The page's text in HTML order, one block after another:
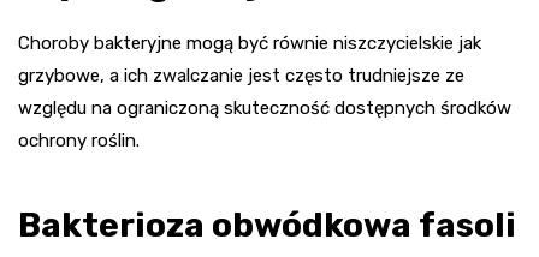
Choroby bakteryjne mogą być równie niszczycielskie jak
grzybowe, a ich zwalczanie jest często trudniejsze ze
względu na ograniczoną skuteczność dostępnych środków
ochrony roślin.
Bakterioza obwódkowa fasoli